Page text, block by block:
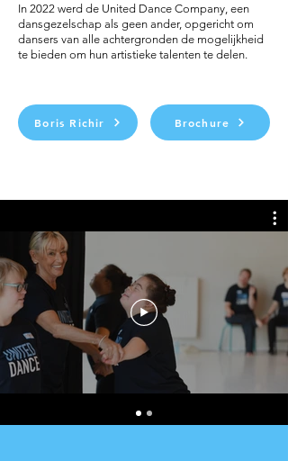
In 2022 werd de United Dance Company, een
dansgezelschap als geen ander, opgericht om
dansers van alle achtergronden de mogelijkheid
te bieden om hun artistieke talenten te delen.
Boris Richir Brochure